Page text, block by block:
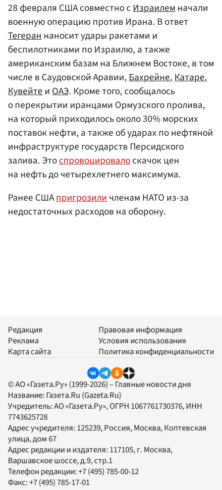
28 февраля США совместно сИзраилемначали
военную операцию против Ирана. В ответ
Тегераннаносит удары ракетами и
беспилотниками по Израилю, а также
американским базам на Ближнем Востоке, в том
числе в Саудовской Аравии,Бахрейне,Катаре,
КувейтеиОАЭ. Кроме того, сообщалось
о перекрытии иранцами Ормузского пролива,
на который приходилось около 30% морских
поставок нефти, а также об ударах по нефтяной
инфраструктуре государств Персидского
залива. Этоспровоцировалоскачок цен
на нефть до четырехлетнего максимума.
Ранее СШАпригрозиличленам НАТО из-за
недостаточных расходов на оборону.
Редакция
Реклама
Карта сайта
Правовая информация
Условия использования
Политика конфиденциальности
© АО «Газета.Ру» (1999-2026) – Главные новости дня
Название: Газета.Ru (Gazeta.Ru)
Учредитель:АО «Газета.Ру», ОГРН 1067761730376, ИНН
7743625728
Адрес учредителя: 125239, Россия, Москва, Коптевская
улица, дом 67
Адрес редакции и издателя: 117105, г. Москва,
Варшавское шоссе, д.9, стр.1
Телефон редакции:+7 (495) 785-00-12
Факс:+7 (495) 785-17-01